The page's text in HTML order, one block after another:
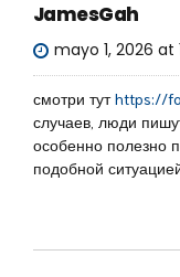
JamesGah
mayo 1, 2026 at
смотри тутhttps://
случаев, люди
особенно полезно
подобной